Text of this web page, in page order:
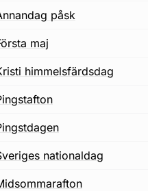
annandag påsk
första maj
Kristi himmelsfärdsdag
pingstafton
pingstdagen
Sveriges nationaldag
midsommarafton